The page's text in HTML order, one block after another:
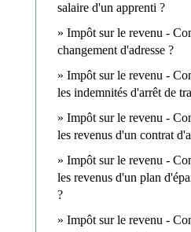
salaire d'un apprenti ?
Impôt sur le revenu -
changement d'adresse ?
Impôt sur le revenu -
les indemnités d'arrêt de
Impôt sur le revenu -
les revenus d'un contrat
Impôt sur le revenu -
les revenus d'un plan
?
Impôt sur le revenu -